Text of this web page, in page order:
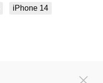
iPhone 14